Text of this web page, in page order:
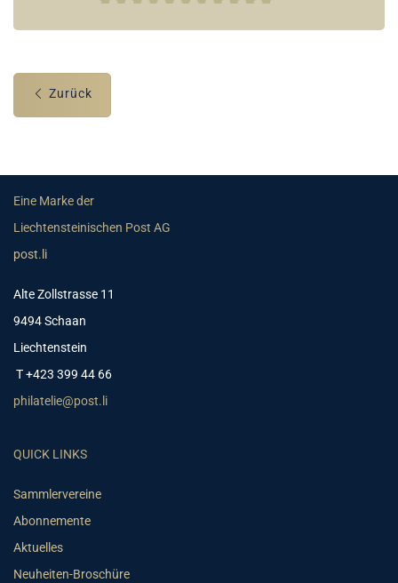
Zurück
Eine Marke der
Liechtensteinischen Post AG
post.li
Alte Zollstrasse 11
9494 Schaan
Liechtenstein
T +423 399 44 66
philatelie@post.li
QUICK LINKS
Sammlervereine
Abonnemente
Aktuelles
Neuheiten-Broschüre